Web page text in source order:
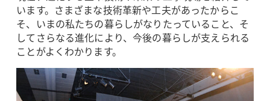
います。さまざまな技術革新や工夫があったからこ
そ、いまの私たちの暮らしがなりたっていること、そ
してさらなる進化により、今後の暮らしが支えられる
ことがよくわかります。